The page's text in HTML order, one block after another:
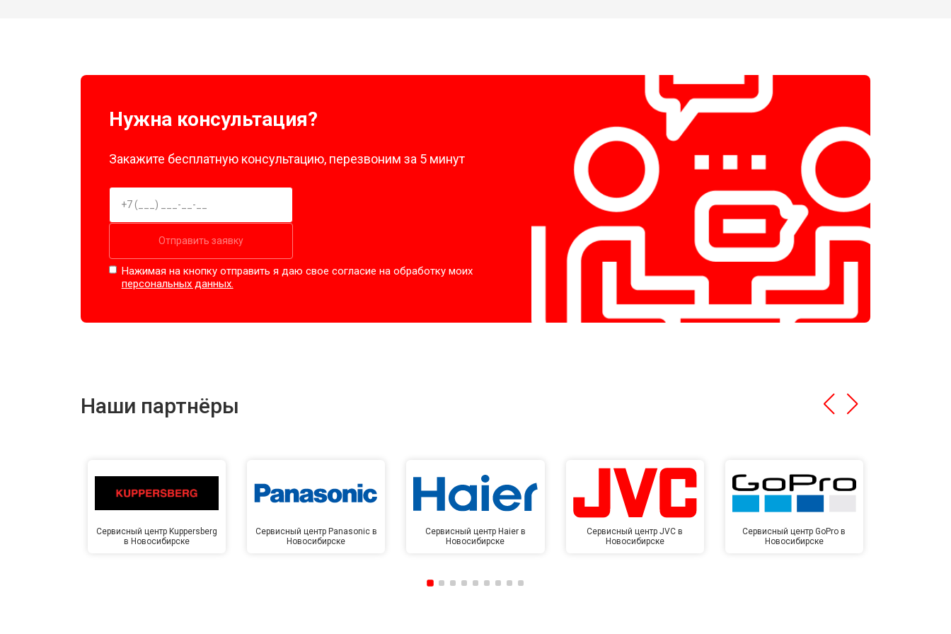
Нужна консультация?
Закажите бесплатную консультацию, перезвоним за 5 минут
Отправить заявку
Нажимая на кнопку отправить я даю свое согласие на обработку моих
персональных данных.
Наши партнёры
Сервисный центр Kuppersberg
в Новосибирске
Сервисный центр Panasonic в
Новосибирске
Сервисный центр Haier в
Новосибирске
Сервисный центр JVC в
Новосибирске
Сервисный центр GoPro в
Новосибирске